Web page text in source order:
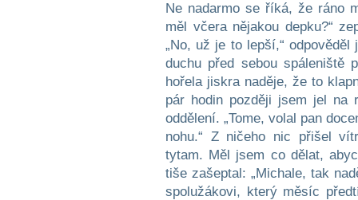
Ne nadarmo se říká, že ráno
měl včera nějakou depku?“
„No, už je to lepší,“
duchu před sebou spáleniště
hořela jiskra naděje, že to
pár hodin později jsem jel na
oddělení. „Tome, volal pan
nohu.“ Z ničeho nic přišel
tytam. Měl jsem co dělat,
tiše zašeptal: „Michale, tak
spolužákovi, který měsíc